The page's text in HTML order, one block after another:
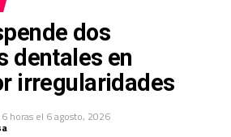
en coordinación con el
Madero, sumando esfuerzos
la infraestructura urbana
los servicios públicos en una de
tradición e historia del
dos
dentales en
irregularidades
horas el 6 agosto, 2026